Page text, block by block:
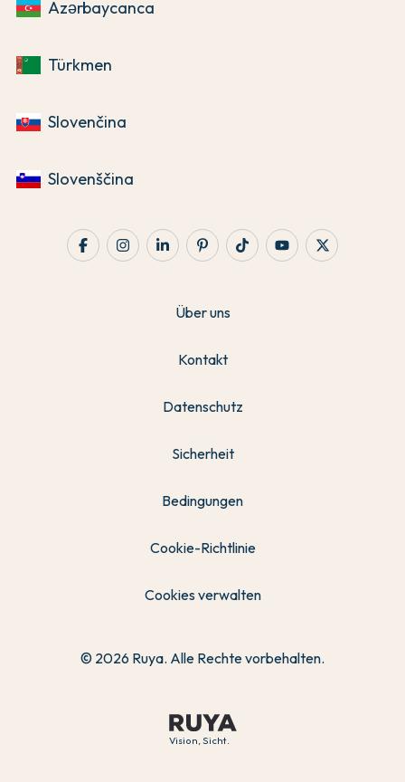
Azərbaycanca
Türkmen
Slovenčina
Slovenščina
Vision, Sicht.
Über uns
Kontakt
Datenschutz
Sicherheit
Bedingungen
Cookie-Richtlinie
Cookies verwalten
© 2026 Ruya. Alle Rechte vorbehalten.